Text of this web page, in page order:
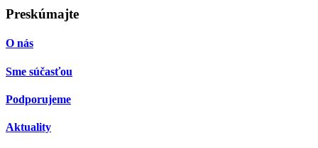
Preskúmajte
O nás
Sme súčasťou
Podporujeme
Aktuality